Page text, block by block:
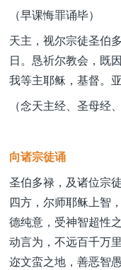
信仰文萃
教会圣月
（早课悔罪诵毕）
天主，视尔宗徒圣伯
日。恳祈尔教会，既
我等主耶稣，基督。亚
（念天主经、圣母经
向诸宗徒诵
圣伯多禄，及诸位宗
四方，尔师耶稣上智
德纯意，受神智超性
动言为，不远百千万
迩文蛮之地，善恶智